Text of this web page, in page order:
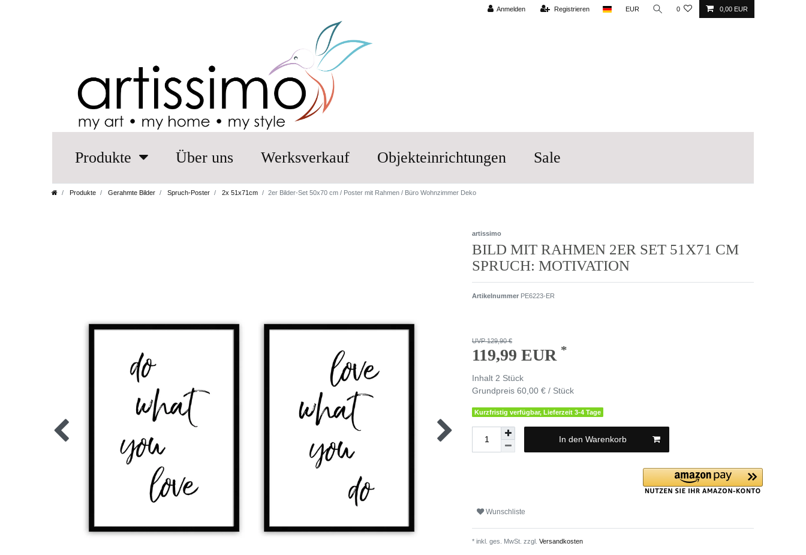
Anmelden Registrieren EUR 0 0,00 EUR
Produkte Über uns Werksverkauf Objekteinrichtungen Sale
Produkte Gerahmte Bilder Spruch-Poster 2x 51x71cm 2er Bilder-Set 50x70 cm / Poster mit Rahmen / Büro Wohnzimmer Deko
artissimo
BILD MIT RAHMEN 2ER SET 51X71 CM
SPRUCH: MOTIVATION
Artikelnummer PE6223-ER
UVP 129,90 €
119,99 EUR *
Inhalt 2 Stück
Grundpreis 60,00 € / Stück
Kurzfristig verfügbar, Lieferzeit 3-4 Tage
In den Warenkorb
Wunschliste
* inkl. ges. MwSt. zzgl. Versandkosten